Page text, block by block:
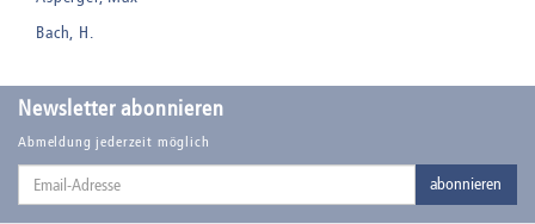
Bach, H.
Balden, Theo , eigentlich Otto Koehler
Balden-Wolff, Annemarie
Bankroth, Bernd
Bankroth, Ursula
Newsletter abonnieren
Abmeldung jederzeit möglich
Email-
abonnieren